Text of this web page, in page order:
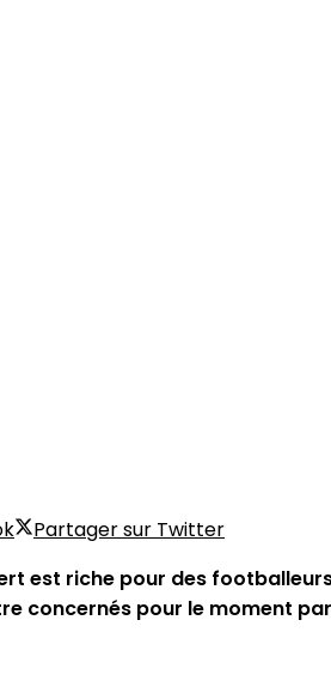
Partager sur Twitter
est riche pour des
concernés pour le moment